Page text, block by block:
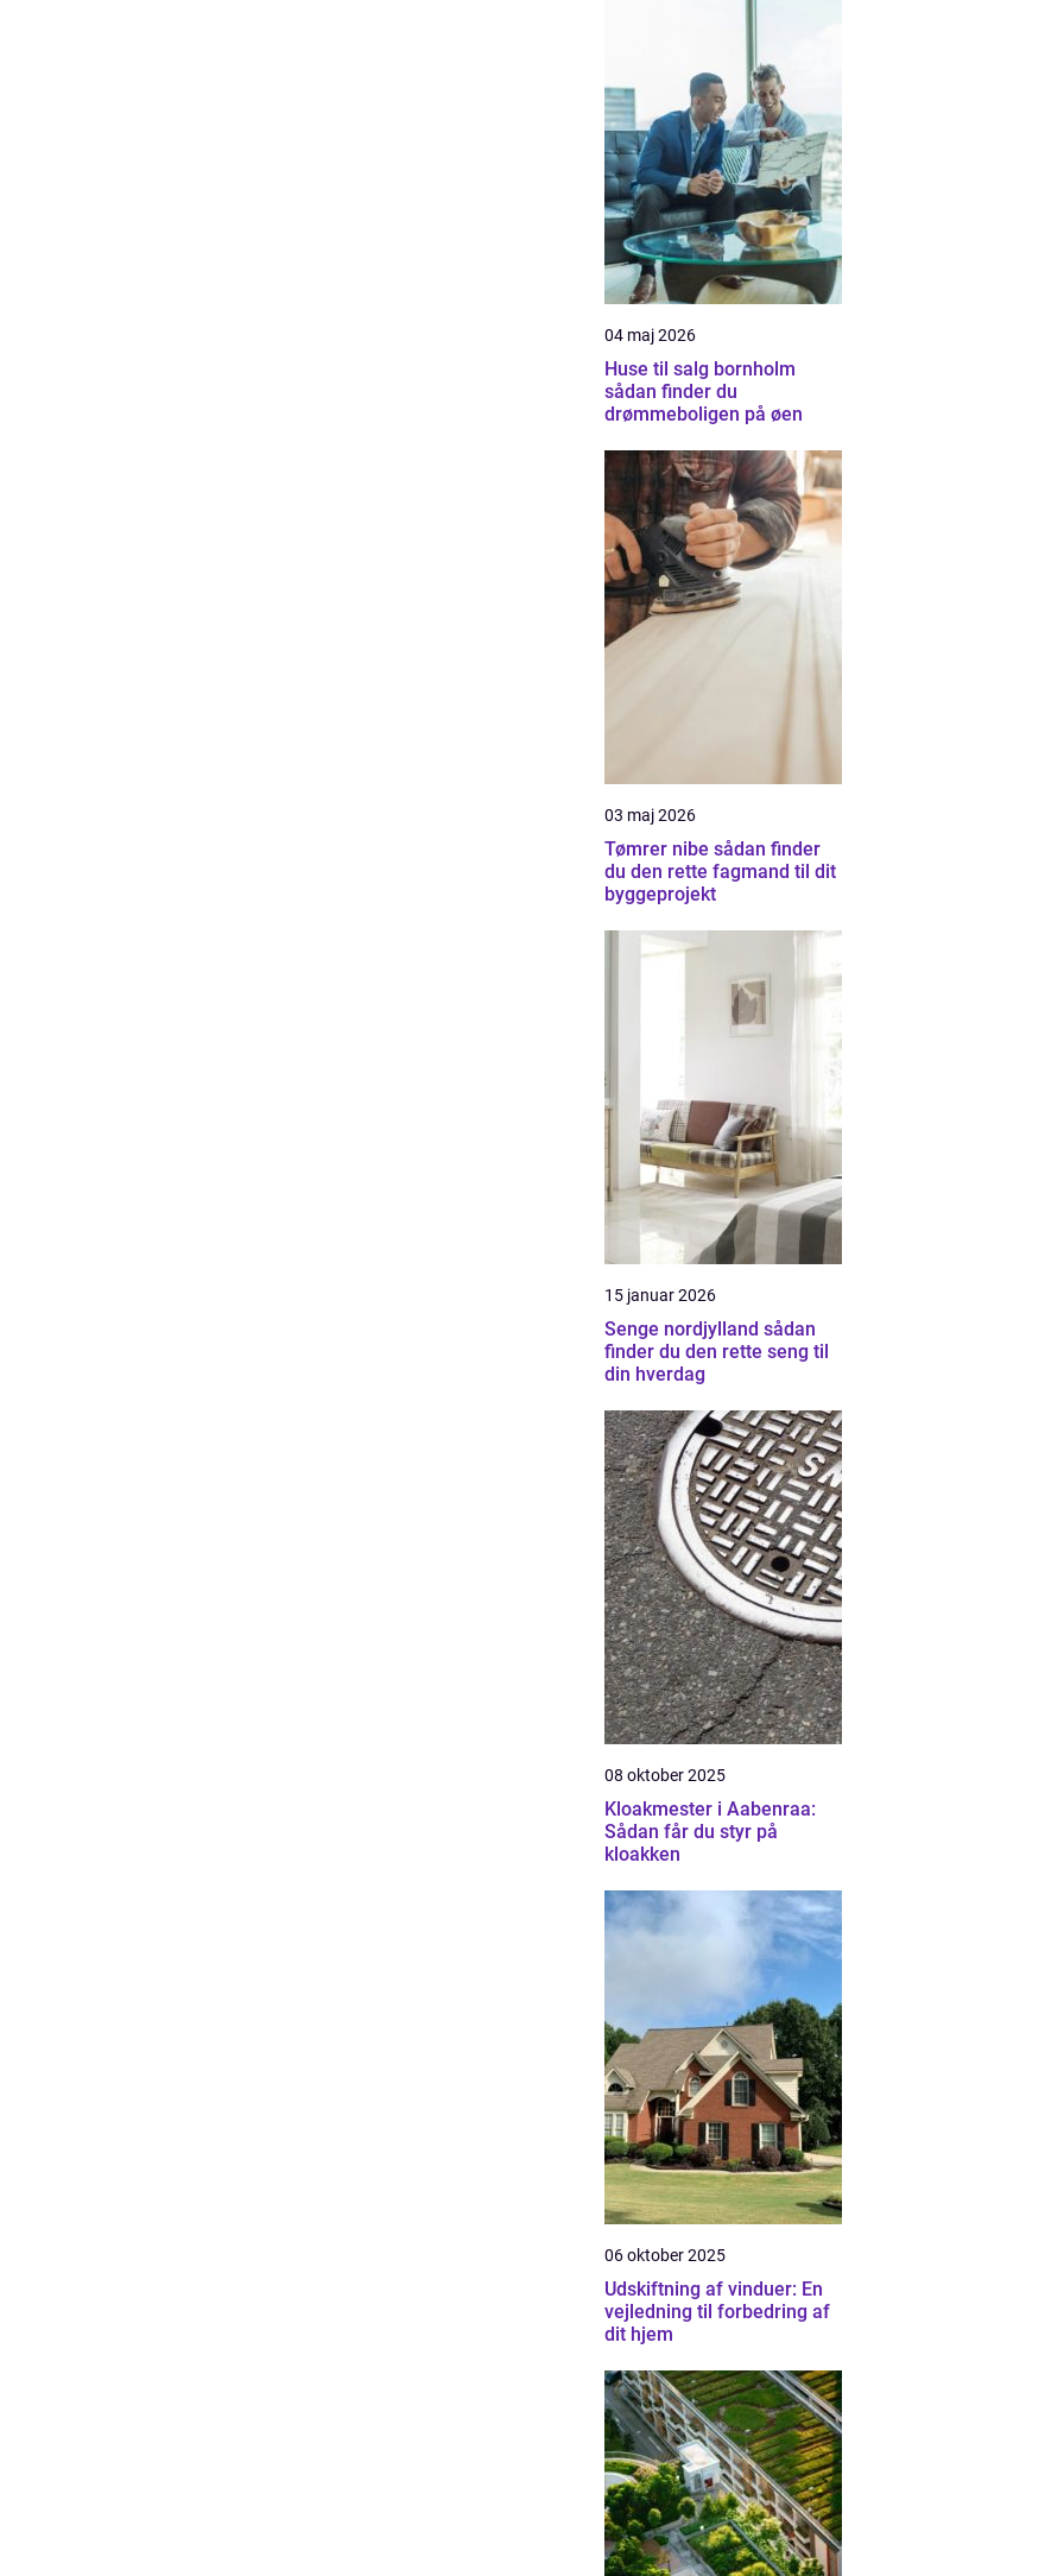
04 maj 2026
Huse til salg bornholm
sådan finder du
drømmeboligen på øen
03 maj 2026
Tømrer nibe sådan finder
du den rette fagmand til dit
byggeprojekt
15 januar 2026
Senge nordjylland sådan
finder du den rette seng til
din hverdag
08 oktober 2025
Kloakmester i Aabenraa:
Sådan får du styr på
kloakken
06 oktober 2025
Udskiftning af vinduer: En
vejledning til forbedring af
dit hjem